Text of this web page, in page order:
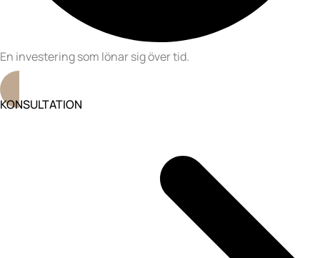
En investering som lönar sig över tid.
KONSULTATION